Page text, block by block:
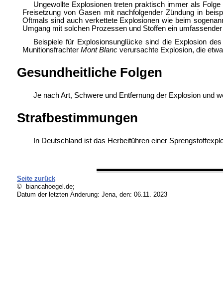
Ungewollte Explosionen treten praktisch immer als
Freisetzung von Gasen mit nachfolgender Zündung in
Oftmals sind auch verkettete Explosionen wie beim
Umgang mit solchen Prozessen und Stoffen ein
Beispiele für Explosionsunglücke sind die Explosion
Munitionsfrachter Mont Blancverursachte Explosion, die
Gesundheitliche Folgen
Je nach Art, Schwere und Entfernung der Explosion und
Strafbestimmungen
In Deutschland ist das Herbeiführen einer
Seite zurück
© biancahoegel.de;
Datum der letzten Änderung: Jena, den: 06.11. 2023